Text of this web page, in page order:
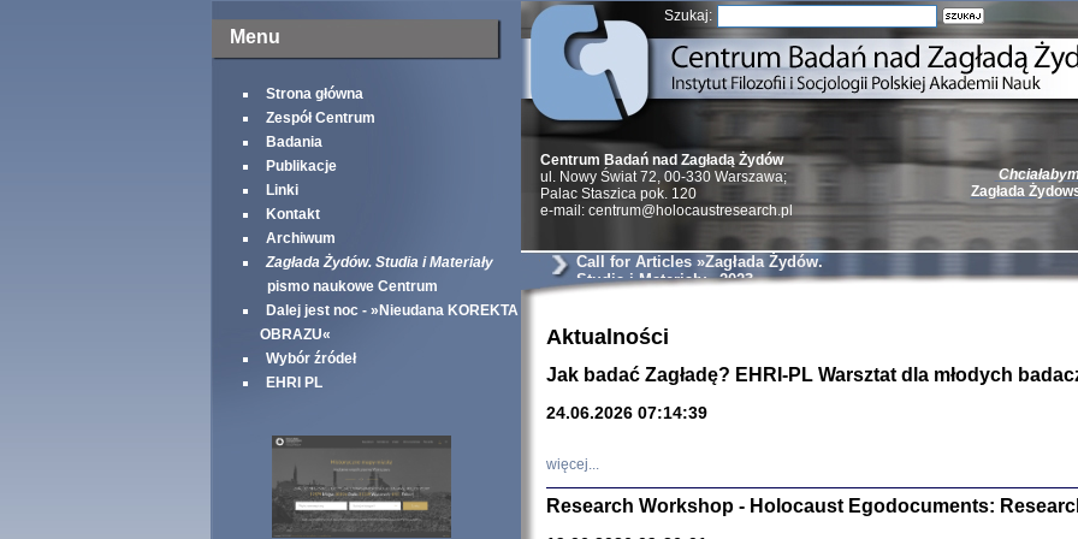
Menu
Strona główna
Zespół Centrum
Badania
Publikacje
Linki
Kontakt
Archiwum
Zagłada Żydów. Studia i Materiały
pismo naukowe Centrum
Dalej jest noc - »Nieudana KOREKTA
OBRAZU«
Wybór źródeł
EHRI PL
Szukaj:
Zagłada
Natalia Aleksiun,
Deborah Dash
Turski, Laurence
Centrum Badań nad Zagładą Żydów
ul. Nowy Świat 72, 00-330 Warszawa;
Palac Staszica pok. 120
e-mail: centrum@holocaustresearch.pl
Call for Articles »Zagłada Żydów.
Studia i Materiały« 2023
Aktualności
Jak badać Zagładę? EHRI-PL Warsztat dla młodych
24.06.2026 07:14:39
więcej...
Research Workshop - Holocaust Egodocuments: